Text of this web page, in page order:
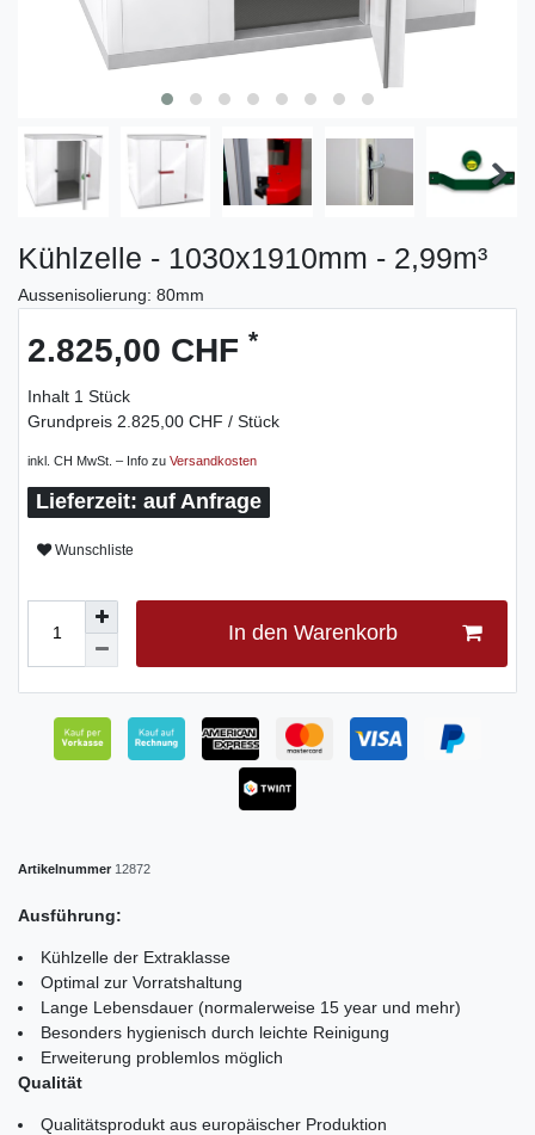
Kühlzelle - 1030x1910mm - 2,99m³
Aussenisolierung: 80mm
2.825,00 CHF *
Inhalt 1 Stück
Grundpreis 2.825,00 CHF / Stück
inkl. CH MwSt. – Info zu Versandkosten
auf Anfrage
Wunschliste
In den Warenkorb
Artikelnummer 12872
Ausführung:
Kühlzelle der Extraklasse
Optimal zur Vorratshaltung
Lange Lebensdauer (normalerweise 15 year und mehr)
Besonders hygienisch durch leichte Reinigung
Erweiterung problemlos möglich
Qualität
Qualitätsprodukt aus europäischer Produktion